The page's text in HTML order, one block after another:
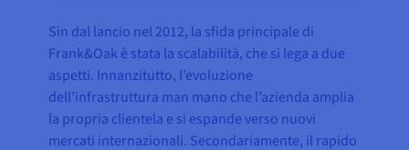
Sin dal lancio nel 2012, la sfida principale di
Frank&Oak è stata la scalabilità, che si lega a due
aspetti. Innanzitutto, l’evoluzione
dell’infrastruttura man mano che l’azienda amplia
la propria clientela e si espande verso nuovi
mercati internazionali. Secondariamente, il rapido